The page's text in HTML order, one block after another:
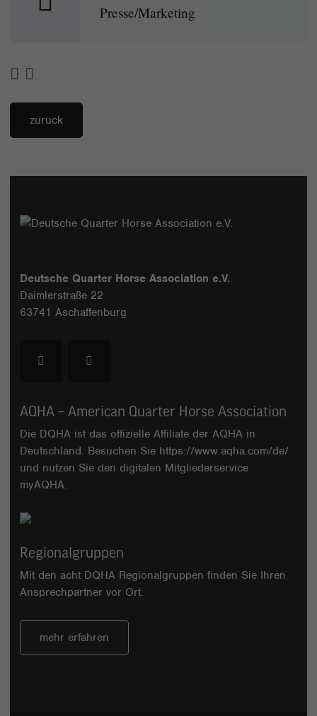
Presse/Marketing
zurück
Deutsche Quarter Horse Association e.V.
Daimlerstraße 22
63741 Aschaffenburg
AQHA – American Quarter Horse Association
Die DQHA ist das offizielle Affiliate der AQHA in
Deutschland. Besuchen Sie https://www.aqha.com/de/
und nutzen Sie den digitalen Mitgliederservice
myAQHA.
Regionalgruppen
Mit den acht DQHA Regionalgruppen finden Sie Ihren
Ansprechpartner vor Ort.
mehr erfahren